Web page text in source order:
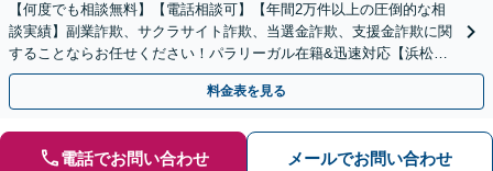
【何度でも相談無料】【電話相談可】【年間2万件以上の圧倒的な相
談実績】副業詐欺、サクラサイト詐欺、当選金詐欺、支援金詐欺に関
することならお任せください！パラリーガル在籍&迅速対応【浜松町
駅1分】※結婚詐欺・ロマンス詐欺に関するご相談はお断り
料金表を見る
電話でお問い合わせ メールでお問い合わせ